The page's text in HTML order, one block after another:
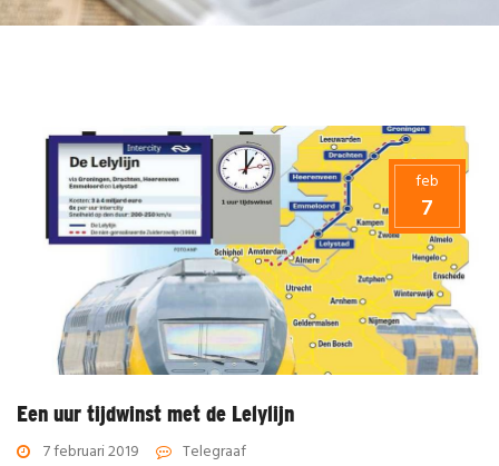
feb
7
Een uur tijdwinst met de Lelylijn
7 februari 2019 Telegraaf